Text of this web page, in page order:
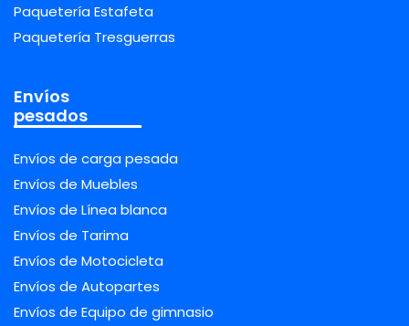
Paquetería Estafeta
Paquetería Tresguerras
Envíos
pesados
Envíos de carga pesada
Envíos de Muebles
Envíos de Línea blanca
Envíos de Tarima
Envíos de Motocicleta
Envíos de Autopartes
Envíos de Equipo de gimnasio